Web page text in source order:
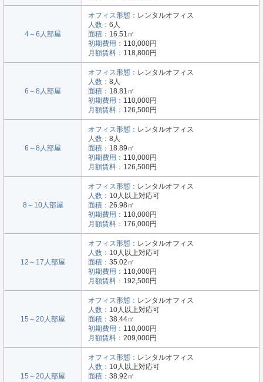
4～6人部屋
オフィス形態： レンタルオフィス
人数： 6人
面積： 16.51㎡
初期費用： 110,000円
月額賃料： 118,800円
6～8人部屋
オフィス形態： レンタルオフィス
人数： 8人
面積： 18.81㎡
初期費用： 110,000円
月額賃料： 126,500円
6～8人部屋
オフィス形態： レンタルオフィス
人数： 8人
面積： 18.89㎡
初期費用： 110,000円
月額賃料： 126,500円
8～10人部屋
オフィス形態： レンタルオフィス
人数： 10人以上対応可
面積： 26.98㎡
初期費用： 110,000円
月額賃料： 176,000円
12～17人部屋
オフィス形態： レンタルオフィス
人数： 10人以上対応可
面積： 35.02㎡
初期費用： 110,000円
月額賃料： 192,500円
15～20人部屋
オフィス形態： レンタルオフィス
人数： 10人以上対応可
面積： 38.44㎡
初期費用： 110,000円
月額賃料： 209,000円
15～20人部屋
オフィス形態： レンタルオフィス
人数： 10人以上対応可
面積： 38.92㎡